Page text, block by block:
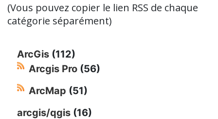
(Vous pouvez copier le lien RSS de chaque
catégorie séparément)
ArcGis (112)
Arcgis Pro (56)
ArcMap (51)
arcgis/qgis (16)